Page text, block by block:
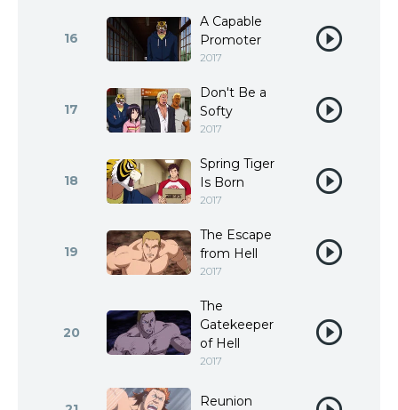
16
A Capable
Promoter
2017
17
Don't Be a
Softy
2017
18
Spring Tiger
Is Born
2017
19
The Escape
from Hell
2017
20
The
Gatekeeper
of Hell
2017
Reunion